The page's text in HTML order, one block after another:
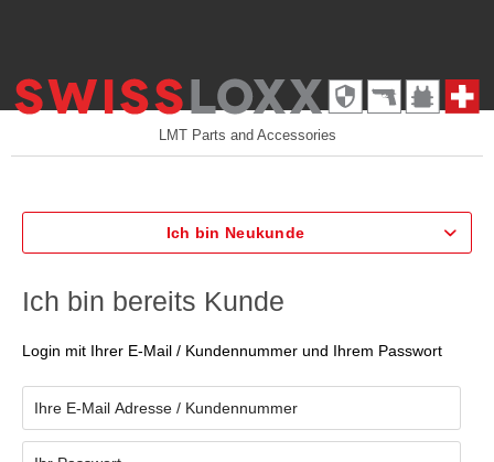
LMT Parts and Accessories
Ich bin Neukunde
Ich bin bereits Kunde
Login mit Ihrer E-Mail / Kundennummer und Ihrem Passwort